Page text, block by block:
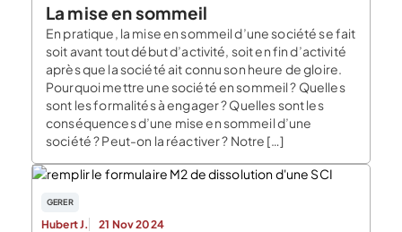
La mise en sommeil
En pratique, la mise en sommeil d’une société se fait
soit avant tout début d’activité, soit en fin d’activité
après que la société ait connu son heure de gloire.
Pourquoi mettre une société en sommeil ? Quelles
sont les formalités à engager ? Quelles sont les
conséquences d’une mise en sommeil d’une
société ? Peut-on la réactiver ? Notre […]
GERER
Hubert J. 21 Nov 2024